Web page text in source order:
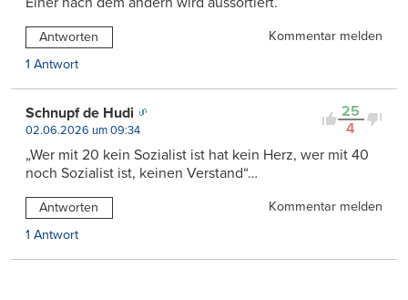
Antworten
Kommentar melden
1 Antwort
25
4
Schnupf de Hudi
02.06.2026 um 09:34
„Wer mit 20 kein Sozialist ist hat kein Herz, wer mit 40
noch Sozialist ist, keinen Verstand“…
Antworten
Kommentar melden
1 Antwort